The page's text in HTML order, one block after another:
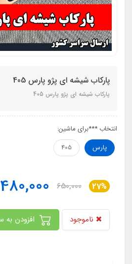
پارکاب شیشه ای پژو پارس 405
پارکاب شیشه ای پژو پارس 405
انتخاب ***برای ماشین:
پارس
405
27%
650,000
480,000
ناموجود